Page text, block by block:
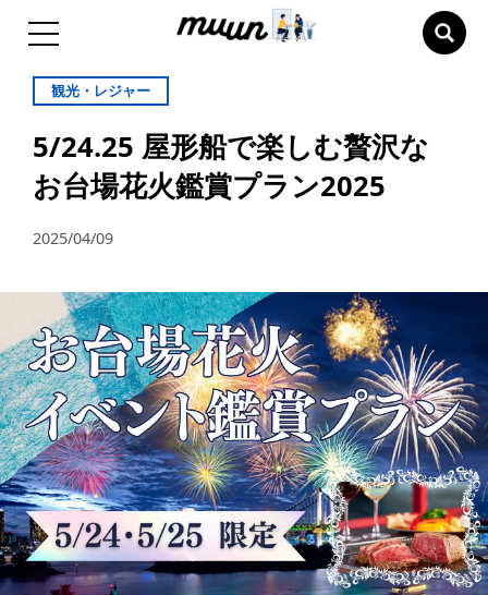
観光・レジャー
5/24.25 屋形船で楽しむ贅沢な
お台場花火鑑賞プラン2025
2025/04/09